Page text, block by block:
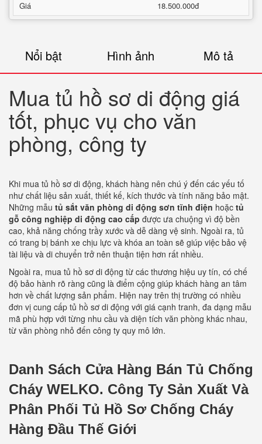
Giá
18.500.000đ
Nổi bật Hình ảnh Mô tả
Mua tủ hồ sơ di động giá
tốt, phục vụ cho văn
phòng, công ty
Khi mua tủ hồ sơ di động, khách hàng nên chú ý đến các yếu tố
như chất liệu sản xuất, thiết kế, kích thước và tính năng bảo mật.
Những mẫu tủ sắt văn phòng di động sơn tĩnh điện hoặc tủ
gỗ công nghiệp di động cao cấp được ưa chuộng vì độ bền
cao, khả năng chống trầy xước và dễ dàng vệ sinh. Ngoài ra, tủ
có trang bị bánh xe chịu lực và khóa an toàn sẽ giúp việc bảo vệ
tài liệu và di chuyển trở nên thuận tiện hơn rất nhiều.
Ngoài ra, mua tủ hồ sơ di động từ các thương hiệu uy tín, có chế
độ bảo hành rõ ràng cũng là điểm cộng giúp khách hàng an tâm
hơn về chất lượng sản phẩm. Hiện nay trên thị trường có nhiều
đơn vị cung cấp tủ hồ sơ di động với giá cạnh tranh, đa dạng mẫu
mã phù hợp với từng nhu cầu và diện tích văn phòng khác nhau,
từ văn phòng nhỏ đến công ty quy mô lớn.
Danh Sách Cửa Hàng Bán Tủ Chống
Cháy WELKO. Công Ty Sản Xuất Và
Phân Phối Tủ Hồ Sơ Chống Cháy
Hàng Đầu Thế Giới